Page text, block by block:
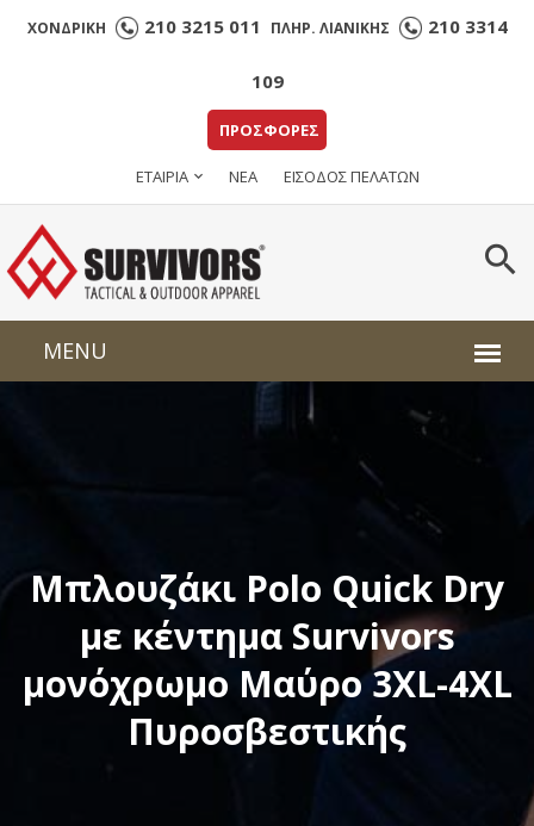
ΧΟΝΔΡΙΚΗ 210 3215 011 ΠΛΗΡ. ΛΙΑΝΙΚΗΣ 210 3314
109
ΠΡΟΣΦΟΡΕΣ
ΕΤΑΙΡΙΑ ΝΕΑ ΕΙΣΟΔΟΣ ΠΕΛΑΤΩΝ
Μπλουζάκι Polo Quick Dry
με κέντημα Survivors
μονόχρωμο Μαύρο 3XL-4XL
Πυροσβεστικής